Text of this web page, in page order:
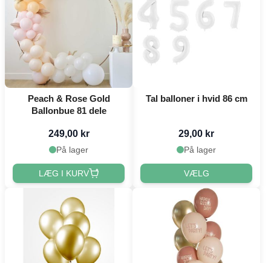
Peach & Rose Gold
Ballonbue 81 dele
249,00 kr
På lager
LÆG I KURV
Tal balloner i hvid 86 cm
29,00 kr
På lager
VÆLG